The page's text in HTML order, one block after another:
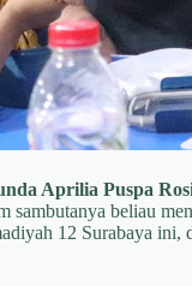
Aprilia Puspa
beliau
12 Surabaya